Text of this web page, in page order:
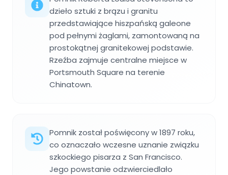
dzieło sztuki z brązu i granitu
przedstawiające hiszpańską galeone
pod pełnymi żaglami, zamontowaną na
prostokątnej granitekowej podstawie.
Rzeźba zajmuje centralne miejsce w
Portsmouth Square na terenie
Chinatown.
Pomnik został poświęcony w 1897 roku,
co oznaczało wczesne uznanie związku
szkockiego pisarza z San Francisco.
Jego powstanie odzwierciedlało